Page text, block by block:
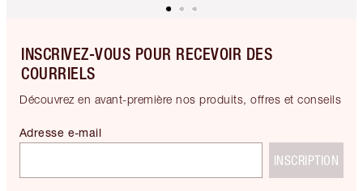
INSCRIVEZ-VOUS POUR RECEVOIR DES
COURRIELS
Découvrez en avant-première nos produits, offres et conseils
Adresse e-mail
INSCRIPTION